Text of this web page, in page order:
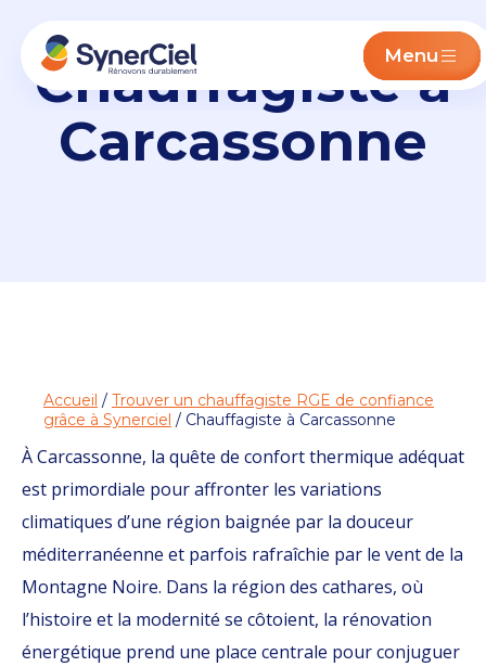
Menu
Chauffagiste à
Carcassonne
Accueil / Trouver un chauffagiste RGE de confiance
grâce à Synerciel / Chauffagiste à Carcassonne
À Carcassonne, la quête de confort thermique adéquat
est primordiale pour affronter les variations
climatiques d’une région baignée par la douceur
méditerranéenne et parfois rafraîchie par le vent de la
Montagne Noire. Dans la région des cathares, où
l’histoire et la modernité se côtoient, la rénovation
énergétique prend une place centrale pour conjuguer